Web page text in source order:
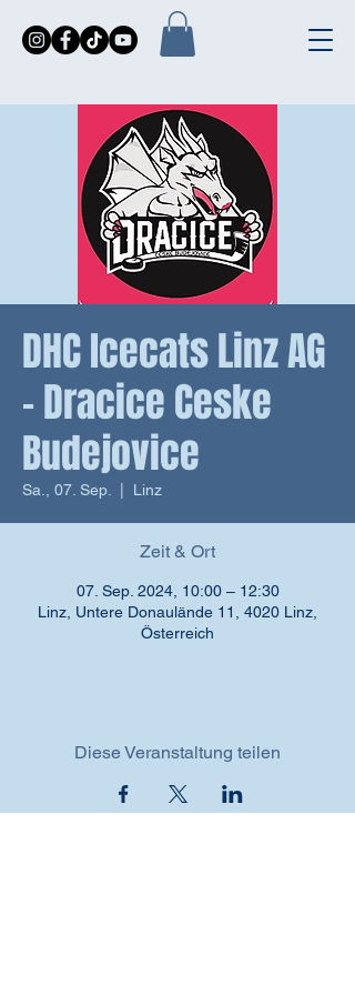
DHC Icecats Linz AG
- Dracice Ceske
Budejovice
Sa., 07. Sep. Linz
Zeit & Ort
07. Sep. 2024, 10:00 – 12:30
Linz, Untere Donaulände 11, 4020 Linz,
Österreich
Diese Veranstaltung teilen